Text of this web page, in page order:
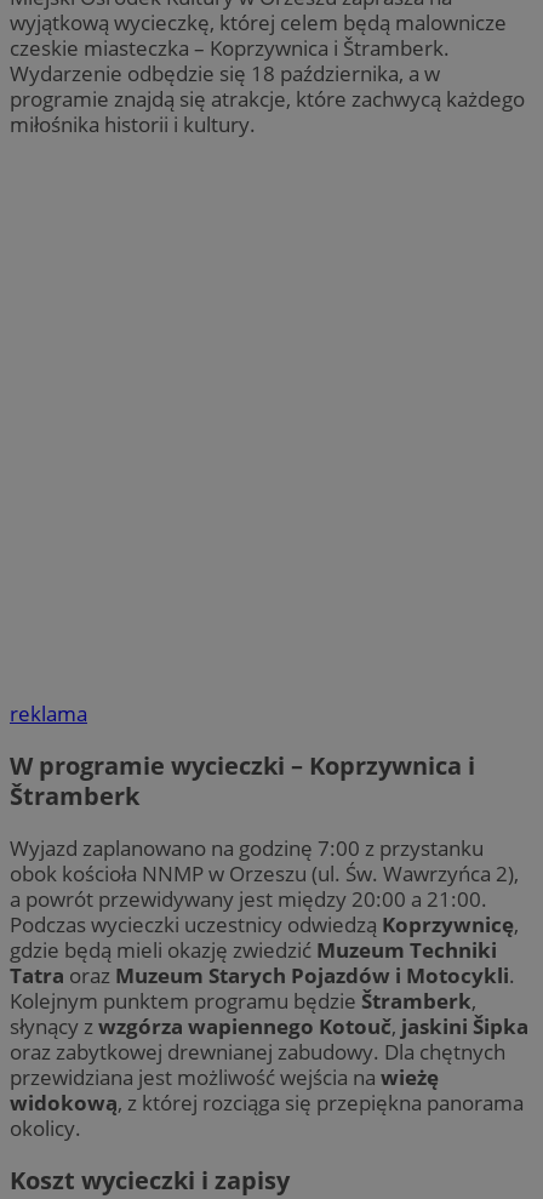
wyjątkową wycieczkę, której celem będą malownicze
czeskie miasteczka – Koprzywnica i Štramberk.
Wydarzenie odbędzie się 18 października, a w
programie znajdą się atrakcje, które zachwycą każdego
miłośnika historii i kultury.
reklama
W programie wycieczki – Koprzywnica i
Štramberk
Wyjazd zaplanowano na godzinę 7:00 z przystanku
obok kościoła NNMP w Orzeszu (ul. Św. Wawrzyńca 2),
a powrót przewidywany jest między 20:00 a 21:00.
Podczas wycieczki uczestnicy odwiedzą Koprzywnicę,
gdzie będą mieli okazję zwiedzić Muzeum Techniki
Tatra oraz Muzeum Starych Pojazdów i Motocykli.
Kolejnym punktem programu będzie Štramberk,
słynący zwzgórza wapiennego Kotouč, jaskini Šipka
oraz zabytkowej drewnianej zabudowy. Dla chętnych
przewidziana jest możliwość wejścia na wieżę
widokową, z której rozciąga się przepiękna panorama
okolicy.
Koszt wycieczki i zapisy